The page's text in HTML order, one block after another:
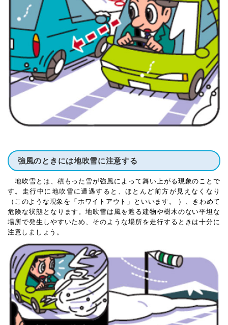
強風のときには地吹雪に注意する
地吹雪とは、積もった雪が強風によって舞い上がる現象のことで
す。走行中に地吹雪に遭遇すると、ほとんど前方が見えなくなり
（このような現象を「ホワイトアウト」といいます。 ）、きわめて
危険な状態となります。地吹雪は風を遮る建物や樹木のない平坦な
場所で発生しやすいため、そのような場所を走行するときは十分に
注意しましょう。